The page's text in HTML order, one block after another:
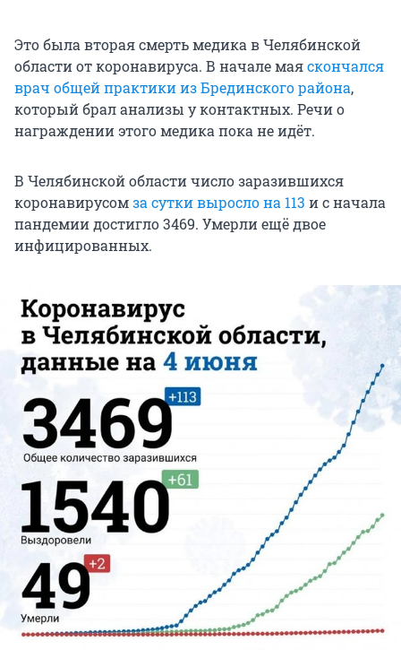
Это была вторая смерть медика в Челябинской
области от коронавируса. В начале маяскончался
врач общей практики из Брединского района,
который брал анализы у контактных. Речи о
награждении этого медика пока не идёт.
В Челябинской области число заразившихся
коронавирусомза сутки выросло на 113 и с начала
пандемии достигло 3469. Умерли ещё двое
инфицированных.